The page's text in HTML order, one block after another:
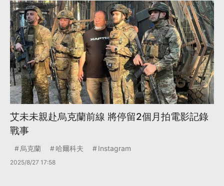
艾未未親赴烏克蘭前線 將停留2個月拍電影記錄
戰事
烏克蘭 哈爾科夫 Instagram
2025/8/27 17:58